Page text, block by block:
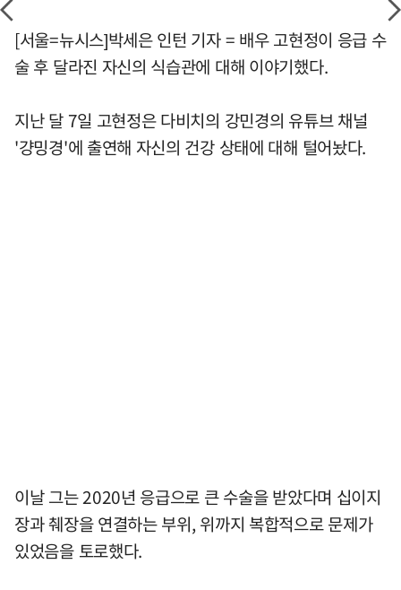
[서울=뉴시스]박세은 인턴 기자 = 배우 고현정이 응급 수
술 후 달라진 자신의 식습관에 대해 이야기했다.
지난 달 7일 고현정은 다비치의 강민경의 유튜브 채널
'걍밍경'에 출연해 자신의 건강 상태에 대해 털어놨다.
이날 그는 2020년 응급으로 큰 수술을 받았다며 십이지
장과 췌장을 연결하는 부위, 위까지 복합적으로 문제가
있었음을 토로했다.